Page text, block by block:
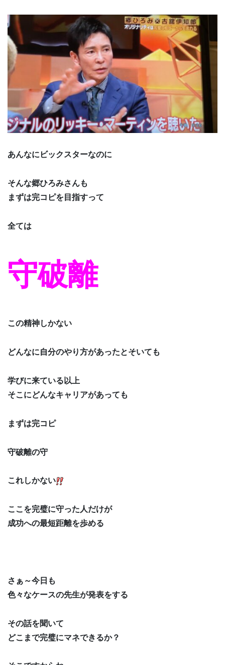
あんなにビックスターなのに
そんな郷ひろみさんも
まずは完コピを目指すって
全ては
守破離
この精神しかない
どんなに自分のやり方があったとそいても
学びに来ている以上
そこにどんなキャリアがあっても
まずは完コピ
守破離の守
これしかない
ここを完璧に守った人だけが
成功への最短距離を歩める
さぁ～今日も
色々なケースの先生が発表をする
その話を聞いて
どこまで完璧にマネできるか？